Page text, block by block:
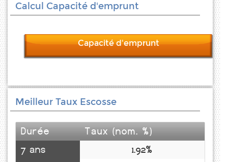
Calcul Capacité d'emprunt
Capacité d'emprunt
Meilleur Taux Escosse
Durée
Taux (nom. %)
7 ans
1.92%